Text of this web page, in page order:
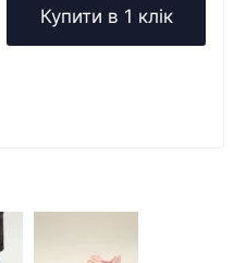
Купити в 1 клік